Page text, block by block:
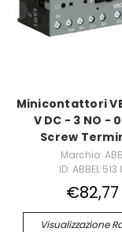
Minicontattori
V DC - 3 NO -
Screw
Marchio: ABB
ID: ABBEL 513
€82,77
Visualizzazione